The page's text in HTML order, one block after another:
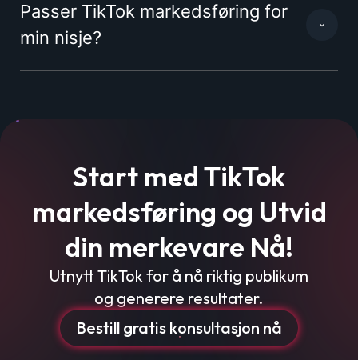
Passer TikTok markedsføring for
min nisje?
Start med TikTok
markedsføring og Utvid
din merkevare Nå!
Utnytt TikTok for å nå riktig publikum
og generere resultater.
Bestill gratis konsultasjon nå
Nødvendig
Statistikk